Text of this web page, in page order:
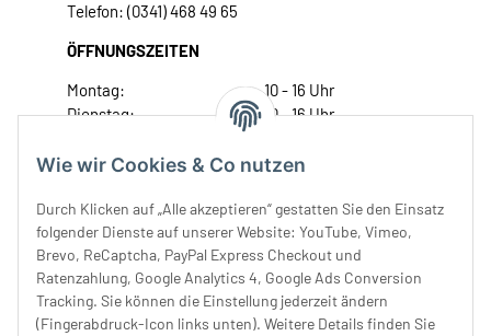
Wie wir Cookies & Co nutzen
Durch Klicken auf „Alle akzeptieren“ gestatten Sie den Einsatz
folgender Dienste auf unserer Website: YouTube, Vimeo,
Brevo, ReCaptcha, PayPal Express Checkout und
Ratenzahlung, Google Analytics 4, Google Ads Conversion
Tracking. Sie können die Einstellung jederzeit ändern
(Fingerabdruck-Icon links unten). Weitere Details finden Sie
Telefon: (0341) 468 49 65
ÖFFNUNGSZEITEN
Montag:
10 - 16 Uhr
Dienstag:
10 - 16 Uhr
Donnerstag:
10 - 18 Uhr
Samstag:
10 - 14 Uhr
Unser Service
Rechtliches